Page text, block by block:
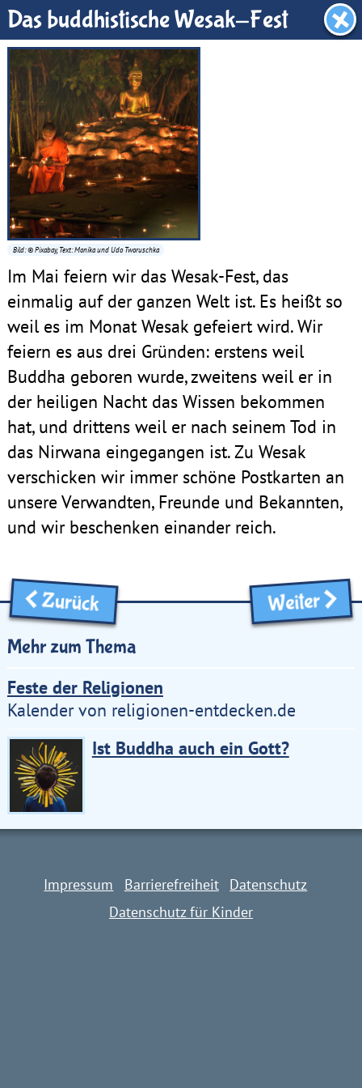
Dachboden
Das buddhistische Wesak-Fest
Bild: © Pixabay, Text: Monika und Udo Tworuschka
Im Mai feiern wir das Wesak-Fest, das
einmalig auf der ganzen Welt ist. Es heißt so
weil es im Monat Wesak gefeiert wird. Wir
feiern es aus drei Gründen: erstens weil
Buddha geboren wurde, zweitens weil er in
der heiligen Nacht das Wissen bekommen
hat, und drittens weil er nach seinem Tod in
das Nirwana eingegangen ist. Zu Wesak
verschicken wir immer schöne Postkarten an
unsere Verwandten, Freunde und Bekannten,
und wir beschenken einander reich.
Zurück Weiter
Mehr zum Thema
Feste der Religionen
Kalender von religionen-entdecken.de
Ist Buddha auch ein Gott?
Impressum Barrierefreiheit
Datenschutz
Datenschutz für Kinder